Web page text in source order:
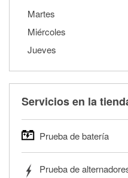
Martes
Miércoles
Jueves
Servicios en la
Prueba de batería
autos, camionetas, SUVs,
Prueba de